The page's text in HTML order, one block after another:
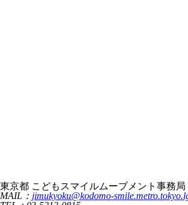
東京都 こどもスマイルムーブメント事務局
MAIL： jimukyoku@kodomo-